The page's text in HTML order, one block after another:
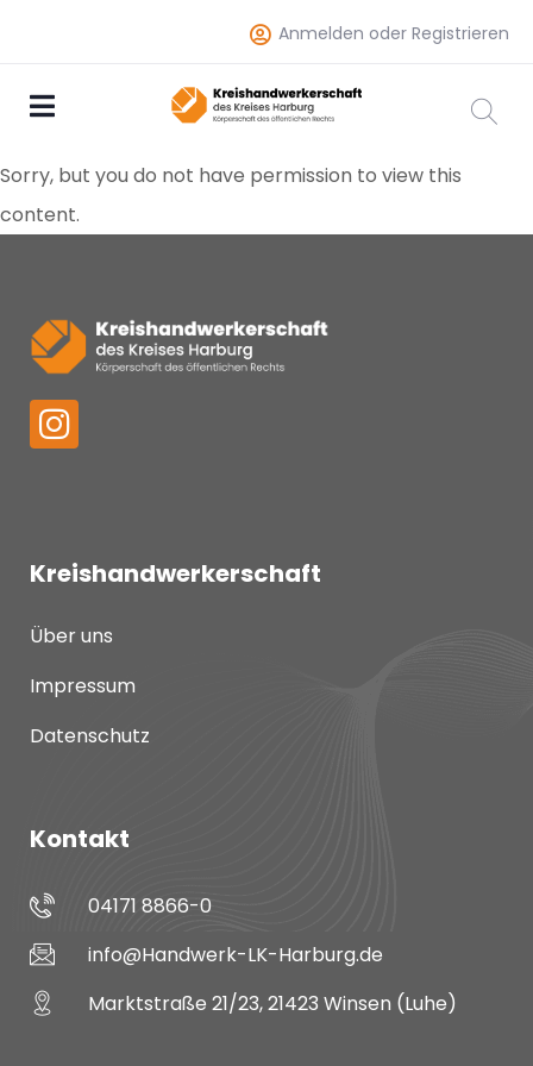
Anmelden oder Registrieren
Sorry, but you do not have permission to view this
content.
Kreishandwerkerschaft
Über uns
Impressum
Datenschutz
Kontakt
04171 8866-0
info@Handwerk-LK-Harburg.de
Marktstraße 21/23, 21423 Winsen (Luhe)